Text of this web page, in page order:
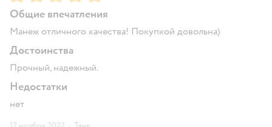
Общие впечатления
Манеж отличного качества! Покупкой довольна)
Достоинства
Прочный, надежный.
Недостатки
нет